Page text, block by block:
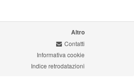
Altro
Contatti
Informativa cookie
Indice retrodatazioni